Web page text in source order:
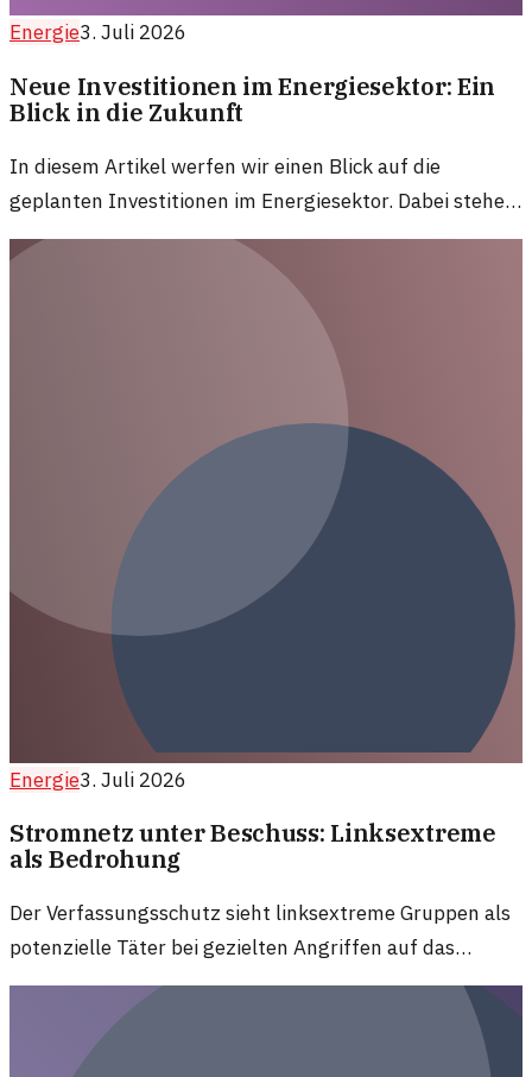
Energie3. Juli 2026
Neue Investitionen im Energiesektor: Ein
Blick in die Zukunft
In diesem Artikel werfen wir einen Blick auf die
geplanten Investitionen im Energiesektor. Dabei stehen
nachhaltige Lösungen und Innovationen im Fokus.
Energie3. Juli 2026
Stromnetz unter Beschuss: Linksextreme
als Bedrohung
Der Verfassungsschutz sieht linksextreme Gruppen als
potenzielle Täter bei gezielten Angriffen auf das
Stromnetz. Das wirft neue Fragen zur Sicherheit der
Energieversorgung auf.